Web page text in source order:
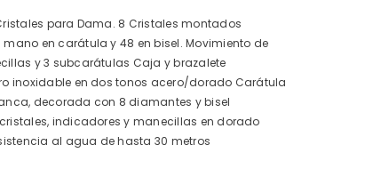
para Dama. 8 Cristales montados
en carátula y 48 en bisel. Movimiento de
y 3 subcarátulas Caja y brazalete
inoxidable en dos tonos acero/dorado Carátula
decorada con 8 diamantes y bisel
indicadores y manecillas en dorado
al agua de hasta 30 metros